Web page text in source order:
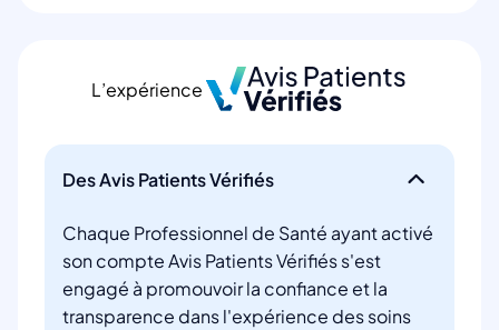
L’expérience
Des Avis Patients Vérifiés
Chaque Professionnel de Santé ayant activé
son compte Avis Patients Vérifiés s'est
engagé à promouvoir la confiance et la
transparence dans l'expérience des soins